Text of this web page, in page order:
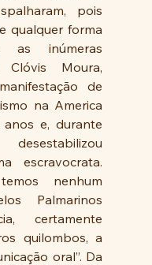
pois
qualquer forma
as inúmeras
Clóvis Moura,
de
na America
anos e, durante
escravocrata.
nenhum
Palmarinos
certamente
quilombos, a
oral”. Da